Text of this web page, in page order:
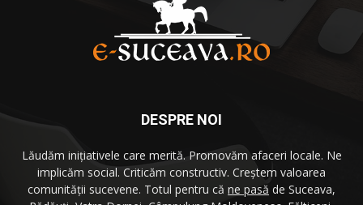
DESPRE NOI
Lăudăm iniţiativele care merită. Promovăm afaceri locale. Ne
implicăm social. Criticăm constructiv. Creştem valoarea
comunităţii sucevene. Totul pentru că ne pasă de Suceava,